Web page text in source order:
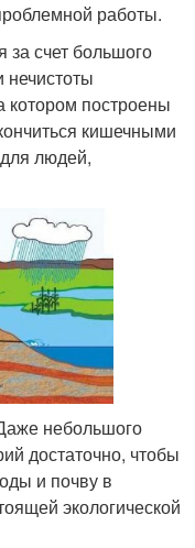
работы.
счет большого
нечистоты
котором построены
кишечными
людей,
небольшого
достаточно, чтобы
и почву в
экологической